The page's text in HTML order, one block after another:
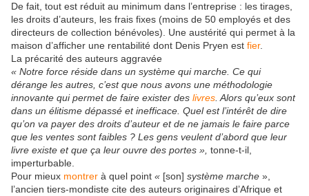
De fait, tout est réduit au minimum dans l’entreprise : les tirages,
les droits d’auteurs, les frais fixes (moins de 50 employés et des
directeurs de collection bénévoles). Une austérité qui permet à la
maison d’afficher une rentabilité dont Denis Pryen est fier.
La précarité des auteurs aggravée
« Notre force réside dans un système qui marche. Ce qui
dérange les autres, c’est que nous avons une méthodologie
innovante qui permet de faire exister des livres . Alors qu’eux sont
dans un élitisme dépassé et inefficace. Quel est l’intérêt de dire
qu’on va payer des droits d’auteur et de ne jamais le faire parce
que les ventes sont faibles ? Les gens veulent d’abord que leur
livre existe et que ça leur ouvre des portes », tonne-t-il,
imperturbable.
Pour mieux montrer à quel point « [son] système marche »,
l’ancien tiers-mondiste cite des auteurs originaires d’Afrique et